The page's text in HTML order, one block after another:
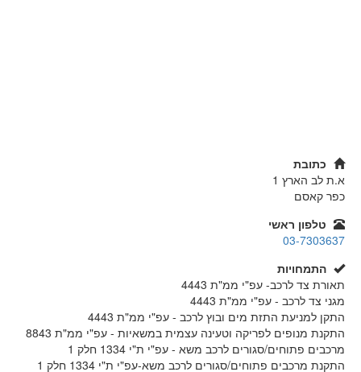
כתובת
א.ת לב הארץ 1
כפר קאסם
טלפון ראשי
03-7303637
התמחויות
תאורת צד לרכב- עפ"י ממ"ת 4443
מגני צד לרכב - עפ"י ממ"ת 4443
התקן למניעת התזת מים ובוץ לרכב - עפ"י ממ"ת 4443
התקנת מנופים לפריקה וטעינה עצמית במשאיות - עפ"י ממ"ת 8843
מרכבים פתוחים/סגורים לרכב משא - עפ"י ת"י 1334 חלק 1
התקנת מרכבים פתוחים/סגורים לרכב משא-עפ"י ת"י 1334 חלק 1